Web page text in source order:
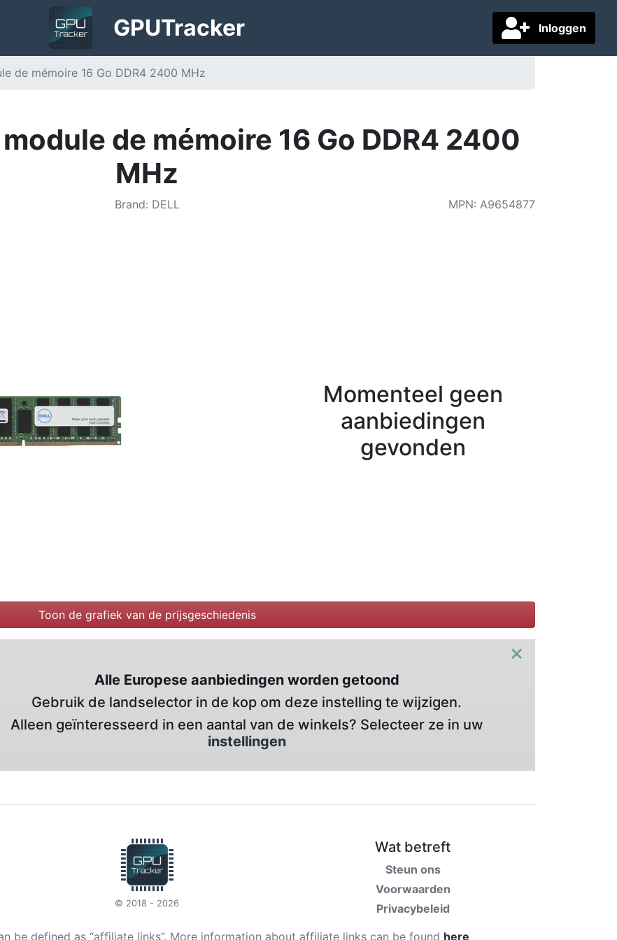
Inloggen
GPUTracker
de mémoire 16 Go DDR4 2400 MHz
de mémoire 16 Go DDR4 2400
MHz
Brand: DELL MPN: A9654877
Momenteel geen
aanbiedingen
gevonden
Toon de grafiek van de prijsgeschiedenis
×
Alle Europese aanbiedingen worden getoond
Gebruik de landselector in de kop om deze instelling te wijzigen.
Alleen geïnteresseerd in een aantal van de winkels? Selecteer ze in uw
instellingen
© 2018 - 2026
Wat betreft
Steun ons
Voorwaarden
Privacybeleid
be defined as “affiliate links”. More information about affiliate links can be found here